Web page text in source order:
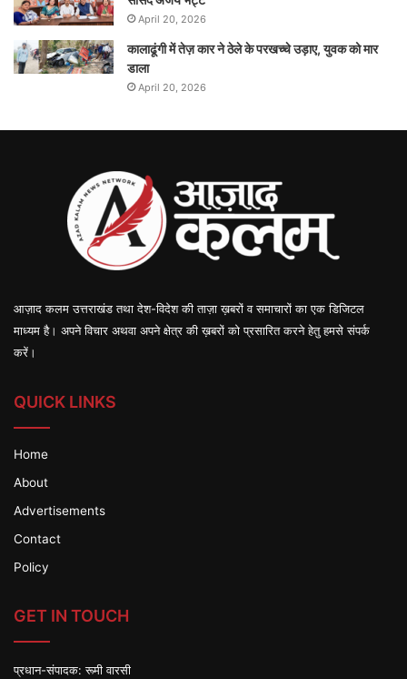
April 20, 2026
कालाढूंगी में तेज़ कार ने ठेले के परखच्चे उड़ाए, युवक को मार
डाला
April 20, 2026
आज़ाद कलम उत्तराखंड तथा देश-विदेश की ताज़ा ख़बरों व समाचारों का एक डिजिटल
माध्यम है। अपने विचार अथवा अपने क्षेत्र की ख़बरों को प्रसारित करने हेतु हमसे संपर्क
करें।
QUICK LINKS
Home
About
Advertisements
Contact
Policy
GET IN TOUCH
प्रधान-संपादक: रूमी वारसी